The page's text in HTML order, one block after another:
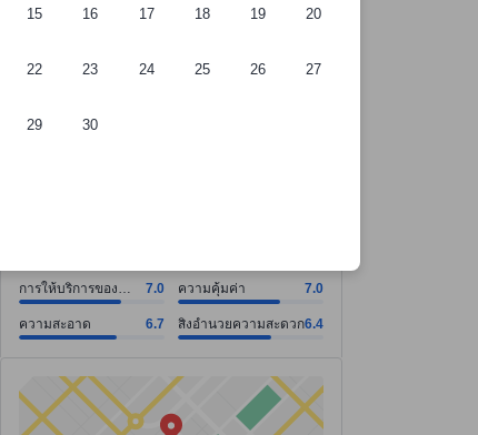
15 16 17 18 19 20
22 23 24 25 26 27
29 30
การให้บริการของ
พนักงาน
7.0 ความคุ้มค่า 7.0
ความสะอาด 6.7 สิ่งอำนวยความสะดวก6.4